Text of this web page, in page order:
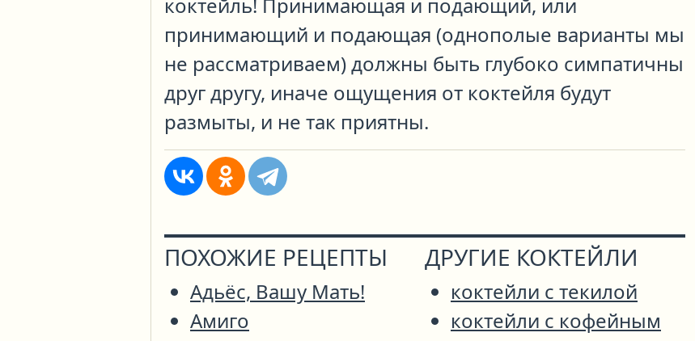
коктейль! Принимающая и подающий, или
принимающий и подающая (однополые варианты мы
не рассматриваем) должны быть глубоко симпатичны
друг другу, иначе ощущения от коктейля будут
размыты, и не так приятны.
ПОХОЖИЕ РЕЦЕПТЫ
Адьёс, Вашу Мать!
Амиго
ДРУГИЕ КОКТЕЙЛИ
коктейли с текилой
коктейли с кофейным